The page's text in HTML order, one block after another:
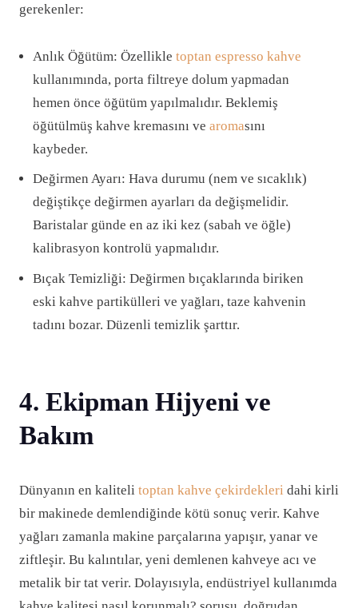
gerekenler:
Anlık Öğütüm: Özellikle toptan espresso kahve
kullanımında, porta filtreye dolum yapmadan
hemen önce öğütüm yapılmalıdır. Beklemiş
öğütülmüş kahve kremasını ve aromasını
kaybeder.
Değirmen Ayarı: Hava durumu (nem ve sıcaklık)
değiştikçe değirmen ayarları da değişmelidir.
Baristalar günde en az iki kez (sabah ve öğle)
kalibrasyon kontrolü yapmalıdır.
Bıçak Temizliği: Değirmen bıçaklarında biriken
eski kahve partikülleri ve yağları, taze kahvenin
tadını bozar. Düzenli temizlik şarttır.
4. Ekipman Hijyeni ve
Bakım
Dünyanın en kaliteli toptan kahve çekirdekleri dahi kirli
bir makinede demlendiğinde kötü sonuç verir. Kahve
yağları zamanla makine parçalarına yapışır, yanar ve
ziftleşir. Bu kalıntılar, yeni demlenen kahveye acı ve
metalik bir tat verir. Dolayısıyla, endüstriyel kullanımda